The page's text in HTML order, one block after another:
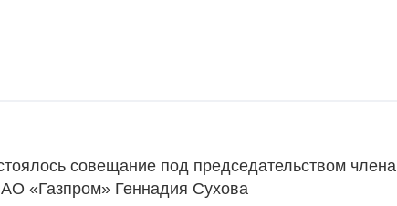
совещание под председательством члена
«Газпром» Геннадия Сухова